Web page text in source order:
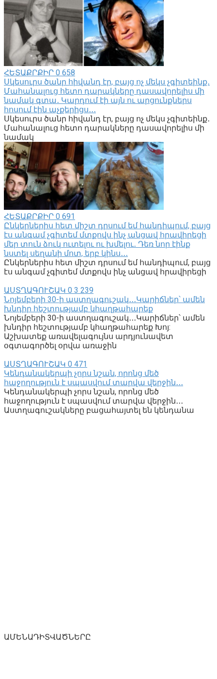
ՀԵՏԱՔՐՔԻՐ 0 658
Սկեսուրս ծանր հիվանդ էր, բայց ոչ մեկս չգիտեինք․
Մահանալուց հետո դարակները դասավորելիս մի
նամակ գտա․ Կարդում էի այն ու արցունքներս
հոսում էին աչքերիցս․․․
Սկեսուրս ծանր հիվանդ էր, բայց ոչ մեկս չգիտեինք․
Մահանալուց հետո դարակները դասավորելիս մի
նամակ
ՀԵՏԱՔՐՔԻՐ 0 691
Ընկերներիս հետ միշտ դրսում եմ հանդիպում, բայց
էս անգամ չգիտեմ մտքովս ինչ անցավ հրավիրեցի
մեր տուն ձուկ ուտելու ու խմելու․ Դեռ նոր էինք
նստել սեղանի մոտ, երբ կինս․․․
Ընկերներիս հետ միշտ դրսում եմ հանդիպում, բայց
էս անգամ չգիտեմ մտքովս ինչ անցավ հրավիրեցի
ԱՍՏՂԱԳՈՒՇԱԿ 0 3 239
Նոյեմբերի 30-ի աստղագուշակ․․․Կարիճներ՝ ամեն
խնդիր հեշտությամբ կհաղթահարեք
Նոյեմբերի 30-ի աստղագուշակ․․․Կարիճներ՝ ամեն
խնդիր հեշտությամբ կհաղթահարեք Խոյ:
Աշխատեք առավելագույնս արդյունավետ
օգտագործել օրվա առաջին
ԱՍՏՂԱԳՈՒՇԱԿ 0 471
Կենդանակերպի չորս նշան, որոնց մեծ
հաջողություն է սպասվում տարվա վերջին․․․
Կենդանակերպի չորս նշան, որոնց մեծ
հաջողություն է սպասվում տարվա վերջին․․․
Աստղագուշակները բացահայտել են կենդանա
ԱՄԵՆԱԴԻՏՎԱԾՆԵՐԸ